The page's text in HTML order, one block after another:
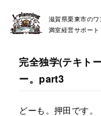
滋賀県栗東市の
満室経営サポー
完全独学(テキト
ー。part3
どーも。押田です。